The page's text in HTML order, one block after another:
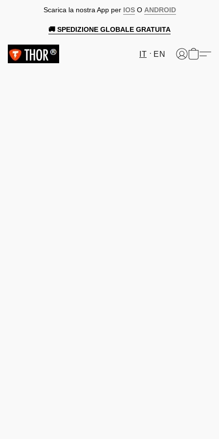
Scarica la nostra App per IOSO ANDROID
🚚 SPEDIZIONE GLOBALE GRATUITA
IT EN